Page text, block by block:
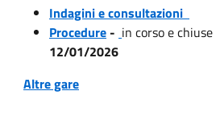
Indagini e consultazioni
Procedure- in corso e chiuse
12/01/2026
Altre gare